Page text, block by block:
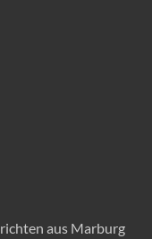
aus Marburg